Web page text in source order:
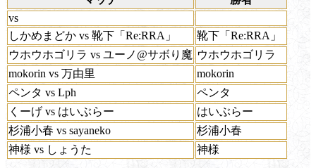
vs
しかめまどか vs 靴下「Re:RRA」
靴下「Re:RRA」
ウホウホゴリラ vs ユーノ@サボり魔 ウホウホゴリラ
mokorin vs 万由里
mokorin
ペンタ vs Lph
ペンタ
くーげ vs はいぶらー
はいぶらー
杉浦小春 vs sayaneko
杉浦小春
神様 vs しょうた
神様